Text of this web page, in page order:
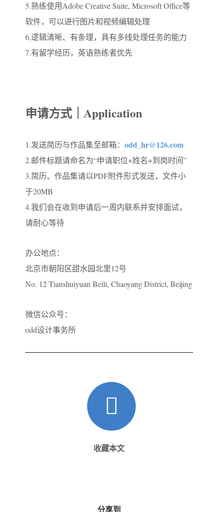
5.熟练使用Adobe Creative Suite, Microsoft Office等
软件，可以进行图片和视频编辑处理
6.逻辑清晰、有条理，具有多线处理任务的能力
7.有留学经历，英语熟练者优先
申请方式｜Application
1.发送简历与作品集至邮箱： odd_hr@126.com
2.邮件标题请命名为“申请职位+姓名+到岗时间”
3.简历、作品集请以PDF附件形式发送，文件小
于20MB
4.我们会在收到申请后一周内联系并安排面试，
请耐心等待
办公地点：
北京市朝阳区甜水园北里12号
No. 12 Tianshuiyuan Beili, Chaoyang District, Beijing
微信公众号：
odd设计事务所
收藏本文
分享到